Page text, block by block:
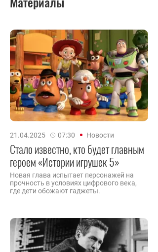
21.04.2025 07:30 Новости
Стало известно, кто будет главным
героем «Истории игрушек 5»
Новая глава испытает персонажей на
прочность в условиях цифрового века,
где дети обожают гаджеты.